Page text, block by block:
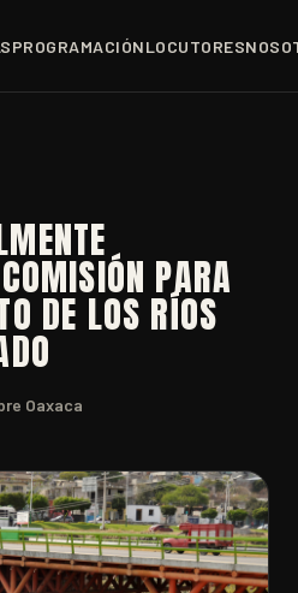
PROGRAMACIÓNLOCUTORES
PARA
DE LOS RÍOS
Oaxaca